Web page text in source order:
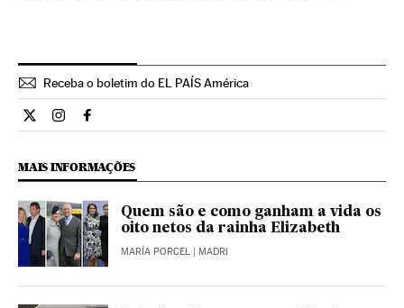
Receba o boletim do EL PAÍS América
Internacional El País Brasil en Twitter
Internacional El País Brasil en Instagram
Internacional El País Brasil en Facebook
MAIS INFORMAÇÕES
Quem são e como ganham a vida os
oito netos da rainha Elizabeth
MARÍA PORCEL | MADRI